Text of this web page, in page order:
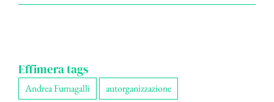
Effimera tags
Andrea Fumagalli
autorganizzazione